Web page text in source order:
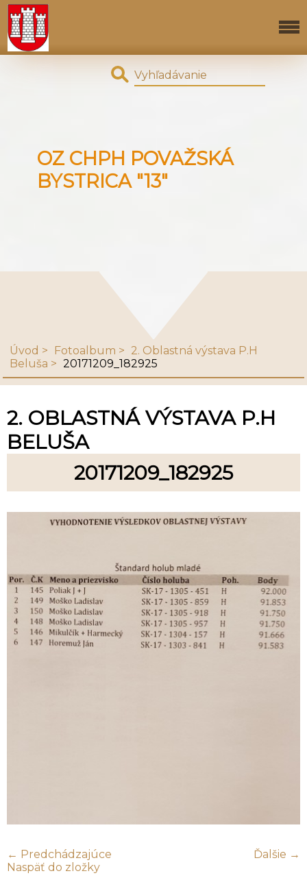
OZ CHPH POVAŽSKÁ
BYSTRICA "13"
Úvod Fotoalbum
2. Oblastná výstava P.H
Beluša
20171209_182925
2. OBLASTNÁ VÝSTAVA P.H
BELUŠA
20171209_182925
← Predchádzajúce
Ďalšie →
Naspäť do zložky